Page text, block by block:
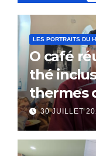
LES PORTRAITS DU
O café
thé
thermes
Eaux
30 JUILLET